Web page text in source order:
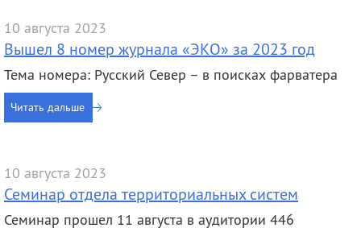
10 августа 2023
Вышел 8 номер журнала «ЭКО» за 2023 год
Тема номера: Русский Север – в поисках фарватера
Читать дальше
10 августа 2023
Семинар отдела территориальных систем
Семинар прошел 11 августа в аудитории 446